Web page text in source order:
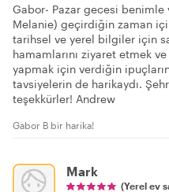
Gabor- Pazar gecesi benimle
Melanie) geçirdiğin zaman
tarihsel ve yerel bilgiler için
hamamlarını ziyaret etmek
yapmak için verdiğin
tavsiyelerin de harikaydı.
teşekkürler! Andrew
Gabor B bir harika!
Mark
(Yerel ev